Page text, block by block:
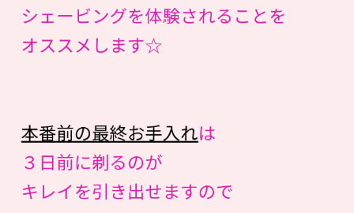
シェービングを体験されることを
オススメします☆
本番前の最終お手入れは
３日前に剃るのが
キレイを引き出せますので